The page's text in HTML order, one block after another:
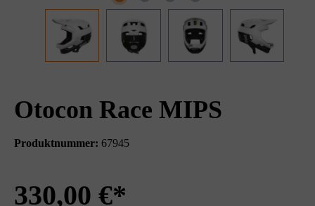
Otocon Race MIPS
Produktnummer: 67945
330,00 €*